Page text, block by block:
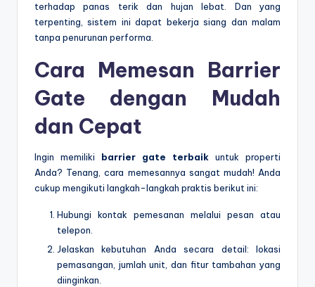
terhadap panas terik dan hujan lebat. Dan yang
terpenting, sistem ini dapat bekerja siang dan malam
tanpa penurunan performa.
Cara Memesan Barrier
Gate dengan Mudah
dan Cepat
Ingin memiliki barrier gate terbaik untuk properti
Anda? Tenang, cara memesannya sangat mudah! Anda
cukup mengikuti langkah-langkah praktis berikut ini:
Hubungi kontak pemesanan melalui pesan atau
telepon.
Jelaskan kebutuhan Anda secara detail: lokasi
pemasangan, jumlah unit, dan fitur tambahan yang
diinginkan.